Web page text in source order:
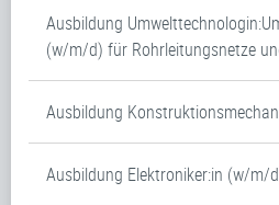
Ausbildung
(w/m/d) für Rohrleitungsnetze
Ausbildung
Ausbildung Elektroniker:in (w/m/